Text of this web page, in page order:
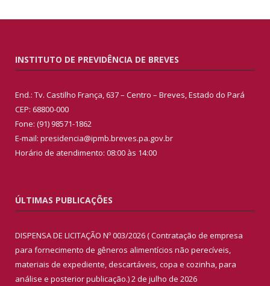
INSTITUTO DE PREVIDÊNCIA DE BREVES
End.: Tv. Castilho França, 637 – Centro – Breves, Estado do Pará
CEP: 68800-000
Fone: (91) 98571-1862
E-mail: presidencia@ipmb.breves.pa.gov.br
Horário de atendimento: 08:00 às 14:00
ÚLTIMAS PUBLICAÇÕES
DISPENSA DE LICITAÇÃO Nº 003/2026 ( Contratação de empresa
para fornecimento de gêneros alimentícios não perecíveis,
materiais de expediente, descartáveis, copa e cozinha, para
análise e posterior publicação.)2 de julho de 2026